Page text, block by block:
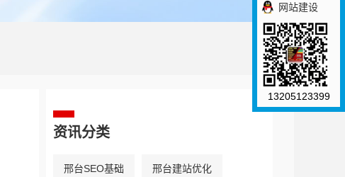
资讯分类
邢台SEO基础 邢台建站优化
网站建设
13205123399